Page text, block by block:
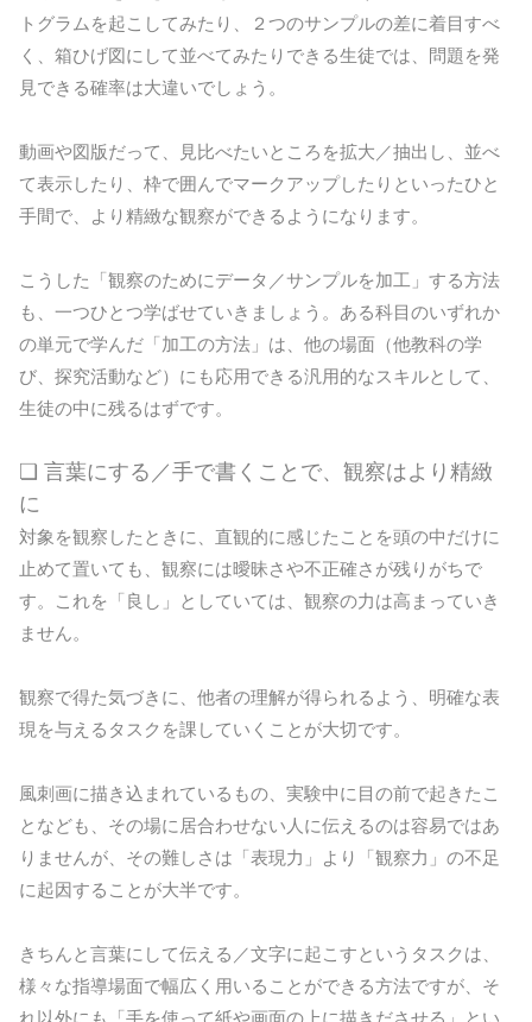
トグラムを起こしてみたり、２つのサンプルの差に着目すべ
く、箱ひげ図にして並べてみたりできる生徒では、問題を発
見できる確率は大違いでしょう。
動画や図版だって、見比べたいところを拡大／抽出し、並べ
て表示したり、枠で囲んでマークアップしたりといったひと
手間で、より精緻な観察ができるようになります。
こうした「観察のためにデータ／サンプルを加工」する方法
も、一つひとつ学ばせていきましょう。ある科目のいずれか
の単元で学んだ「加工の方法」は、他の場面（他教科の学
び、探究活動など）にも応用できる汎用的なスキルとして、
生徒の中に残るはずです。
❏ 言葉にする／手で書くことで、観察はより精緻
に
対象を観察したときに、直観的に感じたことを頭の中だけに
止めて置いても、観察には曖昧さや不正確さが残りがちで
す。これを「良し」としていては、観察の力は高まっていき
ません。
観察で得た気づきに、他者の理解が得られるよう、明確な表
現を与えるタスクを課していくことが大切です。
風刺画に描き込まれているもの、実験中に目の前で起きたこ
となども、その場に居合わせない人に伝えるのは容易ではあ
りませんが、その難しさは「表現力」より「観察力」の不足
に起因することが大半です。
きちんと言葉にして伝える／文字に起こすというタスクは、
様々な指導場面で幅広く用いることができる方法ですが、そ